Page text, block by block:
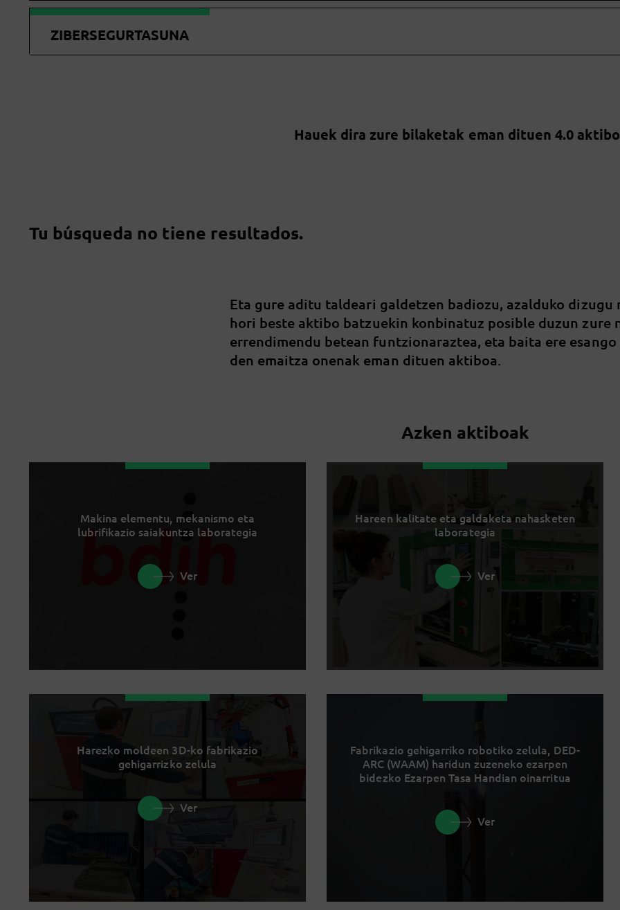
ZIBERSEGURTASUNA
Hauek dira zure bilaketak eman dituen 4.0
Tu búsqueda no tiene resultados.
Eta gure aditu taldeari galdetzen badiozu, azalduko dizugu
hori beste aktibo batzuekin konbinatuz posible duzun zure
errendimendu betean funtzionaraztea, eta baita ere
den emaitza onenak eman dituen aktiboa.
Azken aktiboak
Makina elementu, mekanismo eta
lubrifikazio saiakuntza laborategia
Ver
Hareen kalitate eta galdaketa nahasketen
laborategia
Ver
Harezko moldeen 3D-ko fabrikazio
gehigarrizko zelula
Ver
Fabrikazio gehigarriko robotiko zelula, DED-
ARC (WAAM) haridun zuzeneko ezarpen
bidezko Ezarpen Tasa Handian oinarritua
Ver